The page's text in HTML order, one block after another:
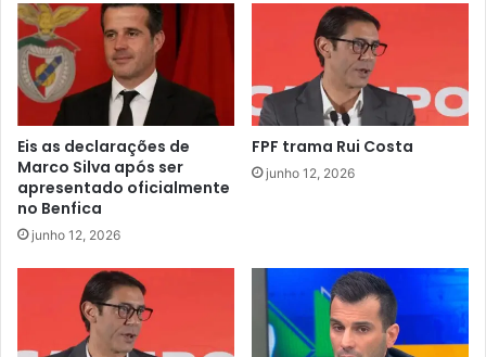
Eis as declarações de
Marco Silva após ser
apresentado oficialmente
no Benfica
junho 12, 2026
FPF trama Rui Costa
junho 12, 2026